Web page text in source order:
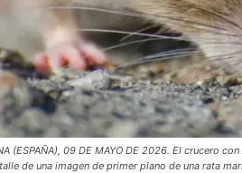
(ESPAÑA), 09 DE MAYO DE 2026. El crucero
de una imagen de primer plano de una rata